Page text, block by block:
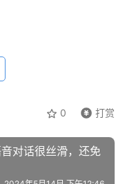
0 打赏
对话很丝滑，还免